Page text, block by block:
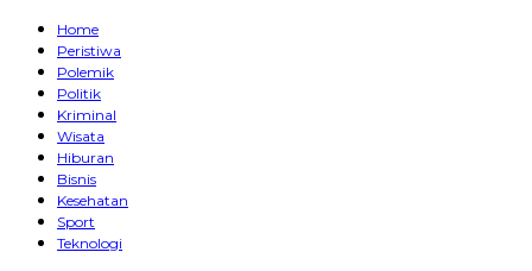
Home
Peristiwa
Polemik
Politik
Kriminal
Wisata
Hiburan
Bisnis
Kesehatan
Sport
Teknologi